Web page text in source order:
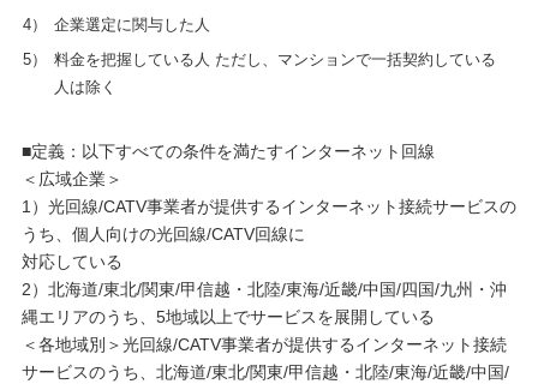
4）
企業選定に関与した人
5）
料金を把握している人 ただし、マンションで一括契約している
人は除く
■定義：以下すべての条件を満たすインターネット回線
＜広域企業＞
1）光回線/CATV事業者が提供するインターネット接続サービスの
うち、個人向けの光回線/CATV回線に
対応している
2）北海道/東北/関東/甲信越・北陸/東海/近畿/中国/四国/九州・沖
縄エリアのうち、5地域以上でサービスを展開している
＜各地域別＞光回線/CATV事業者が提供するインターネット接続
サービスのうち、北海道/東北/関東/甲信越・北陸/東海/近畿/中国/